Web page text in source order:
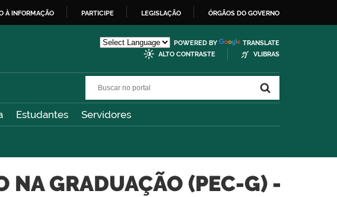
À INFORMAÇÃO PARTICIPE LEGISLAÇÃO ÓRGÃOS DO GOVERNO
POWERED BY
TRANSLATE
ALTO CONTRASTE
VLIBRAS
Estudantes Servidores
NA GRADUAÇÃO (PEC-G) -